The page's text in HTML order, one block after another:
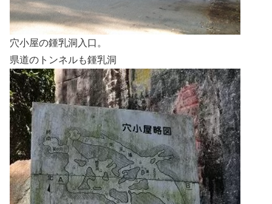
穴小屋の鍾乳洞入口。
県道のトンネルも鍾乳洞